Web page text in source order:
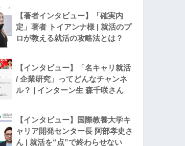
【著者インタビュー】「確実内
定」著者 トイアンナ様 | 就活のプ
ロが教える就活の攻略法とは？
【インタビュー】「名キャリ就活
/ 企業研究」ってどんなチャンネ
ル？ | インターン生 森千咲さん
【インタビュー】国際教養大学キ
ャリア開発センター長 阿部孝史さ
ん | 就活を“点”で終わらせない